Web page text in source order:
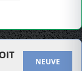
NEUVE